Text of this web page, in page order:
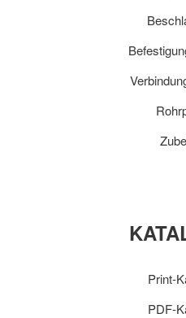
Print-
PDF-